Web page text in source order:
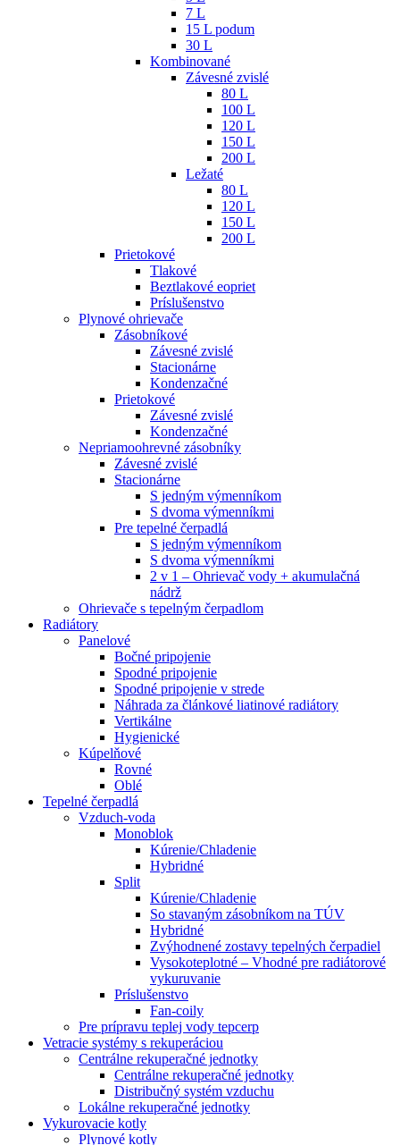
7 L
15 L podum
30 L
Kombinované
Závesné zvislé
80 L
100 L
120 L
150 L
200 L
Ležaté
80 L
120 L
150 L
200 L
Prietokové
Tlakové
Beztlakové eopriet
Príslušenstvo
Plynové ohrievače
Zásobníkové
Závesné zvislé
Stacionárne
Kondenzačné
Prietokové
Závesné zvislé
Kondenzačné
Nepriamoohrevné zásobníky
Závesné zvislé
Stacionárne
S jedným výmenníkom
S dvoma výmenníkmi
Pre tepelné čerpadlá
S jedným výmenníkom
S dvoma výmenníkmi
2 v 1 – Ohrievač vody + akumulačná
nádrž
Ohrievače s tepelným čerpadlom
Radiátory
Panelové
Bočné pripojenie
Spodné pripojenie
Spodné pripojenie v strede
Náhrada za článkové liatinové radiátory
Vertikálne
Hygienické
Kúpelňové
Rovné
Oblé
Tepelné čerpadlá
Vzduch-voda
Monoblok
Kúrenie/Chladenie
Hybridné
Split
Kúrenie/Chladenie
So stavaným zásobníkom na TÚV
Hybridné
Zvýhodnené zostavy tepelných čerpadiel
Vysokoteplotné – Vhodné pre radiátorové
vykuruvanie
Príslušenstvo
Fan-coily
Pre prípravu teplej vody tepcerp
Vetracie systémy s rekuperáciou
Centrálne rekuperačné jednotky
Centrálne rekuperačné jednotky
Distribučný systém vzduchu
Lokálne rekuperačné jednotky
Vykurovacie kotly
Plynové kotly